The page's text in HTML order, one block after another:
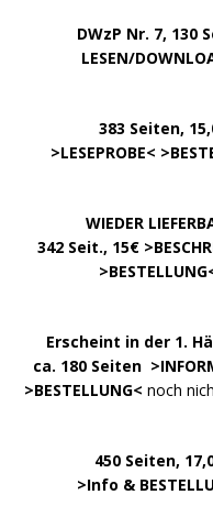
DWzP Nr. 7, 130
LESEN/
383 Seiten,
>LESEPROBE< >
WIEDER
342 Seit., 15€ >
>BESTELLUNG
Erscheint in der 1.
ca. 180 Seiten >
>BESTELLUNG< noch
450 Seiten,
>Info &